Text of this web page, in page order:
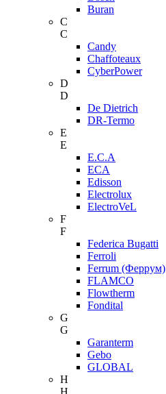
Buran
C
C
Candy
Chaffoteaux
CyberPower
D
D
De Dietrich
DR-Termo
E
E
E.C.A
ECA
Edisson
Electrolux
ElectroVeL
F
F
Federica Bugatti
Ferroli
Ferrum (Феррум)
FLAMCO
Flowtherm
Fondital
G
G
Garanterm
Gebo
GLOBAL
H
H